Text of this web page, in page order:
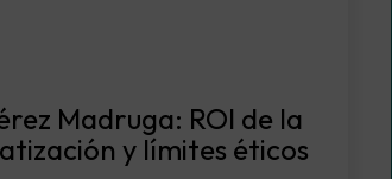
Madruga: ROI de la
y límites éticos